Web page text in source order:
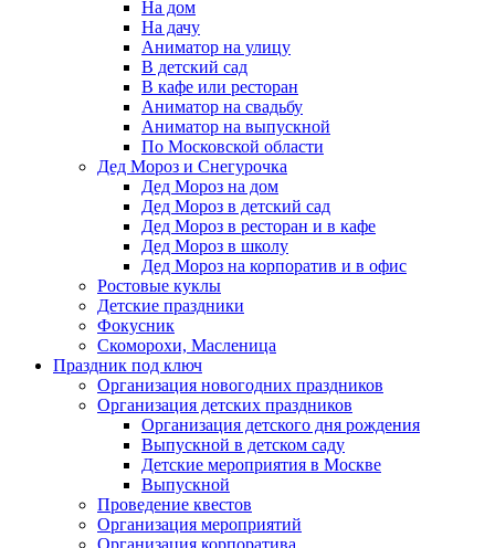
На дом
На дачу
Аниматор на улицу
В детский сад
В кафе или ресторан
Аниматор на свадьбу
Аниматор на выпускной
По Московской области
Дед Мороз и Снегурочка
Дед Мороз на дом
Дед Мороз в детский сад
Дед Мороз в ресторан и в кафе
Дед Мороз в школу
Дед Мороз на корпоратив и в офис
Ростовые куклы
Детские праздники
Фокусник
Скоморохи, Масленица
Праздник под ключ
Организация новогодних праздников
Организация детских праздников
Организация детского дня рождения
Выпускной в детском саду
Детские мероприятия в Москве
Выпускной
Проведение квестов
Организация мероприятий
Организация корпоратива